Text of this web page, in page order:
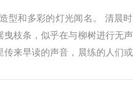
型和多彩的灯光闻名。 清晨时
枝条，似乎在与柳树进行无
来早读的声音，晨练的人们或